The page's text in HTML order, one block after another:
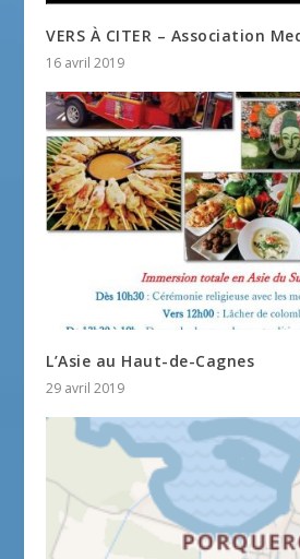
VERS À CITER – Association
16 avril 2019
L’Asie au Haut-de-Cagnes
29 avril 2019